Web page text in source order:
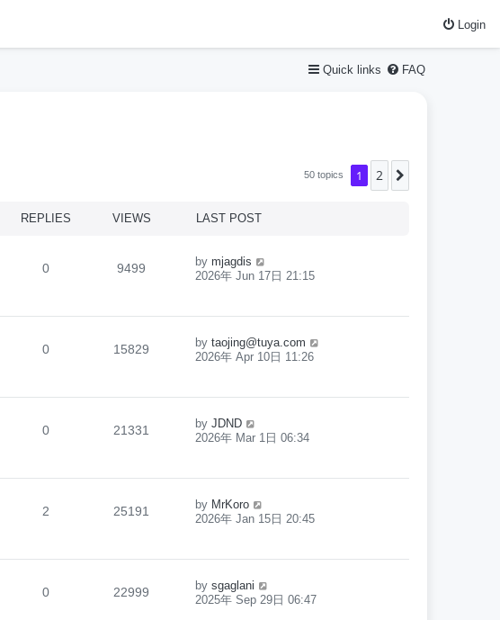
Login
Quick links FAQ
50 topics 1 2
REPLIES VIEWS LAST POST
0 9499 by mjagdis
2026年 Jun 17日 21:15
0 15829 by taojing@tuya.com
2026年 Apr 10日 11:26
0 21331 by JDND
2026年 Mar 1日 06:34
2 25191 by MrKoro
2026年 Jan 15日 20:45
0 22999 by sgaglani
2025年 Sep 29日 06:47